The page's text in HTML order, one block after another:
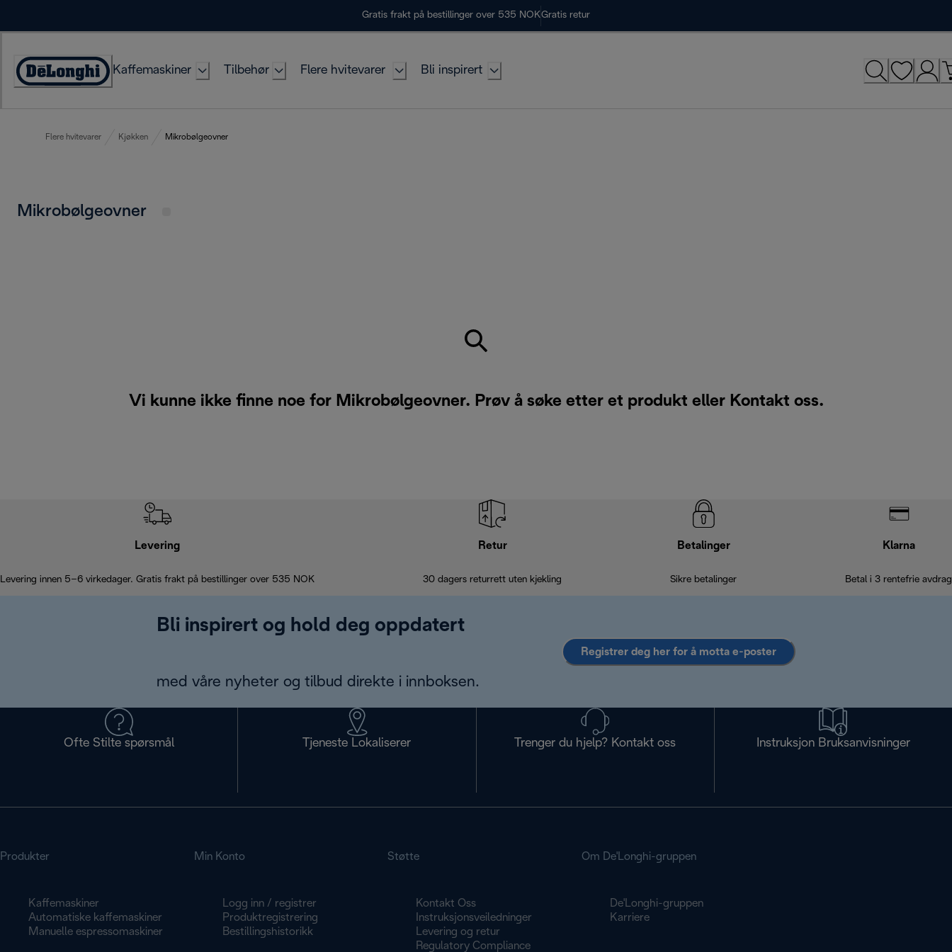
Gratis frakt på bestillinger over 535 NOKGratis retur
Accessibility
Kaffemaskiner Tilbehør Flere hvitevarer Bli inspirert
Flere hvitevarer Kjøkken Mikrobølgeovner
Mikrobølgeovner
Vi kunne ikke finne noe for Mikrobølgeovner. Prøv å søke etter et produkt eller Kontakt oss.
Levering
Levering innen 5–6 virkedager. Gratis frakt på bestillinger over 535 NOK
Retur
30 dagers returrett uten kjekling
Betalinger
Sikre betalinger
Klarna
Betal i 3 rentefrie avdrag
Bli inspirert og hold deg oppdatert
med våre nyheter og tilbud direkte i innboksen.
Registrer deg her for å motta e-poster
Ofte Stilte spørsmål Tjeneste Lokaliserer Trenger du hjelp? Kontakt oss Instruksjon Bruksanvisninger
Produkter
Kaffemaskiner
Automatiske kaffemaskiner
Manuelle espressomaskiner
Min Konto
Logg inn / registrer
Produktregistrering
Bestillingshistorikk
Støtte
Kontakt Oss
Instruksjonsveiledninger
Levering og retur
Regulatory Compliance
Om De'Longhi-gruppen
De'Longhi-gruppen
Karriere